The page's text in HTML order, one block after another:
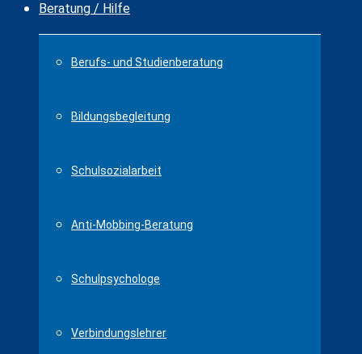
Beratung / Hilfe
Berufs- und Studienberatung
Bildungsbegleitung
Schulsozialarbeit
Anti-Mobbing-Beratung
Schulpsychologe
Verbindungslehrer